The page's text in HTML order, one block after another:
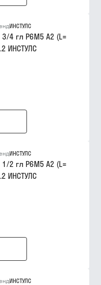
ИНСТУЛС
4 гл Р6М5 A2 (L=
ИНСТУЛС
ИНСТУЛС
2 гл Р6М5 A2 (L=
ИНСТУЛС
ИНСТУЛС